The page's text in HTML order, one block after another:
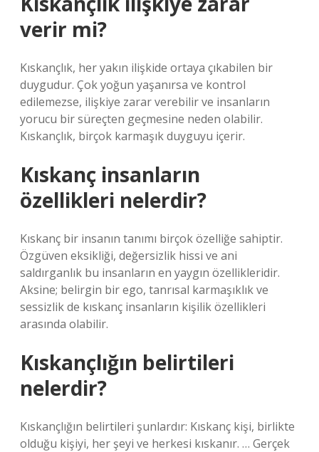
verir mi?
Kıskançlık, her yakın ilişkide ortaya çıkabilen bir
duygudur. Çok yoğun yaşanırsa ve kontrol
edilemezse, ilişkiye zarar verebilir ve insanların
yorucu bir süreçten geçmesine neden olabilir.
Kıskançlık, birçok karmaşık duyguyu içerir.
Kıskanç insanların
özellikleri nelerdir?
Kıskanç bir insanın tanımı birçok özelliğe sahiptir.
Özgüven eksikliği, değersizlik hissi ve ani
saldırganlık bu insanların en yaygın özellikleridir.
Aksine; belirgin bir ego, tanrısal karmaşıklık ve
sessizlik de kıskanç insanların kişilik özellikleri
arasında olabilir.
Kıskançlığın belirtileri
nelerdir?
Kıskançlığın belirtileri şunlardır: Kıskanç kişi, birlikte
olduğu kişiyi, her şeyi ve herkesi kıskanır. … Gerçek